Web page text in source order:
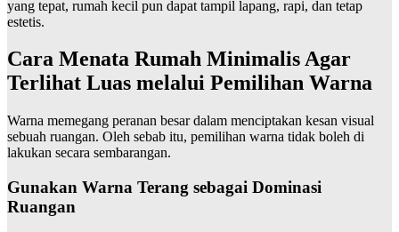
yang tepat, rumah kecil pun dapat tampil lapang, rapi, dan tetap
estetis.
Cara Menata Rumah Minimalis Agar
Terlihat Luas melalui Pemilihan Warna
Warna memegang peranan besar dalam menciptakan kesan visual
sebuah ruangan. Oleh sebab itu, pemilihan warna tidak boleh di
lakukan secara sembarangan.
Gunakan Warna Terang sebagai Dominasi
Ruangan